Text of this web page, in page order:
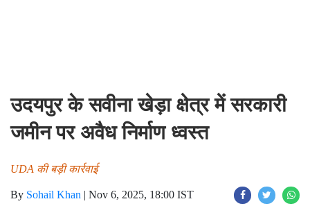
उदयपुर के सवीना खेड़ा क्षेत्र में सरकारी
जमीन पर अवैध निर्माण ध्वस्त
UDA की बड़ी कार्रवाई
By Sohail Khan | Nov 6, 2025, 18:00 IST